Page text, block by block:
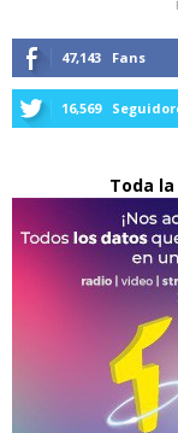
47,143 Fans
16,569
Toda